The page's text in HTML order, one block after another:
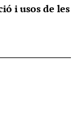
i usos de les